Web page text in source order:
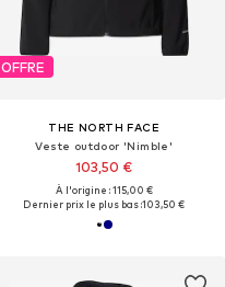
OFFRE
THE NORTH FACE
Veste outdoor 'Nimble'
103,50 €
À l'origine : 115,00 €
Dernier prix le plus bas :103,50 €